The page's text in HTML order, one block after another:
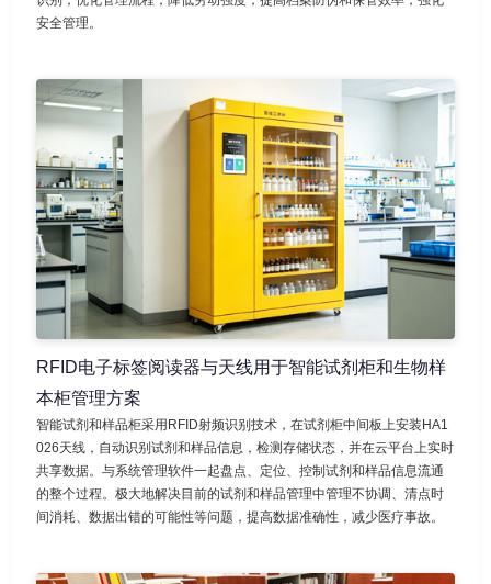
安全管理。
RFID电子标签阅读器与天线用于智能试剂柜和生物样
本柜管理方案
智能试剂和样品柜采用RFID射频识别技术，在试剂柜中间板上安装HA1
026天线，自动识别试剂和样品信息，检测存储状态，并在云平台上实时
共享数据。与系统管理软件一起盘点、定位、控制试剂和样品信息流通
的整个过程。极大地解决目前的试剂和样品管理中管理不协调、清点时
间消耗、数据出错的可能性等问题，提高数据准确性，减少医疗事故。